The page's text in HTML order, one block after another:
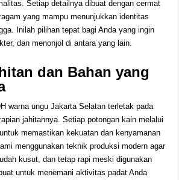
Setiap detailnya dibuat dengan cermat
yang mampu menunjukkan identitas
Inilah pilihan tepat bagi Anda yang ingin
dan menonjol di antara yang lain.
dan Bahan yang
warna ungu Jakarta Selatan terletak pada
jahitannya. Setiap potongan kain melalui
memastikan kekuatan dan kenyamanan
menggunakan teknik produksi modern agar
kusut, dan tetap rapi meski digunakan
untuk menemani aktivitas padat Anda